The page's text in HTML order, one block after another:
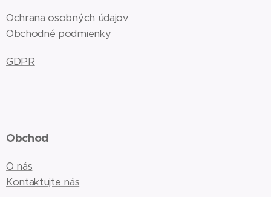
Ochrana osobných údajov
Obchodné podmienky
GDPR
Obchod
O nás
Kontaktujte nás